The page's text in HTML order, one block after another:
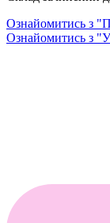
Ознайомитись з
Ознайомитись з